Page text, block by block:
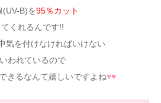
(UV-B)を95％カット
てくれるんです!!
気を付けなければいけない
われているので
きるなんて嬉しいですよね♥♥